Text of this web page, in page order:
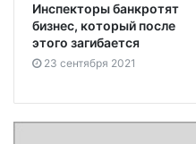
Инспекторы банкротят
бизнес, который после
этого загибается
23 сентября 2021